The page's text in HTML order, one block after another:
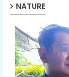
NATURE